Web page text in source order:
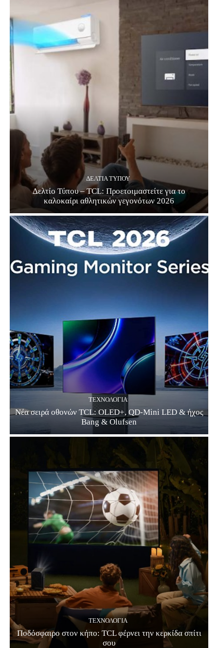
ΔΕΛΤΊΑ ΤΎΠΟΥ
Δελτίο Τύπου – TCL: Προετοιμαστείτε για το
καλοκαίρι αθλητικών γεγονότων 2026
ΤΕΧΝΟΛΟΓΊΑ
Νέα σειρά οθονών TCL: OLED+, QD-Mini LED & ήχος
Bang & Olufsen
ΤΕΧΝΟΛΟΓΊΑ
Ποδόσφαιρο στον κήπο: TCL φέρνει την κερκίδα σπίτι
σου